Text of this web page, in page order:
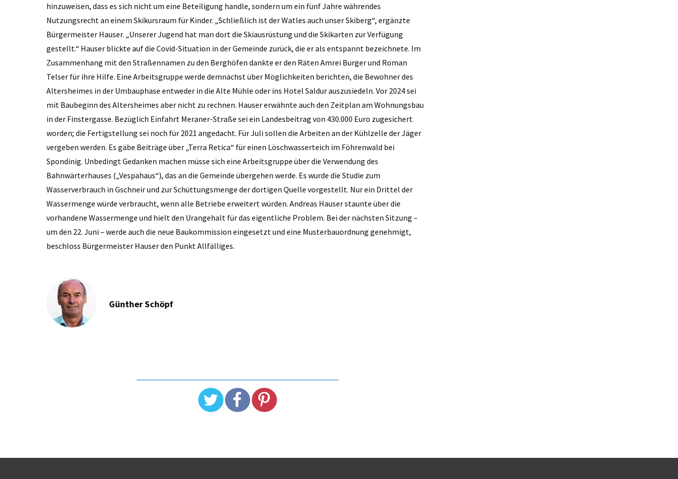
hinzuweisen, dass es sich nicht um eine Beteiligung handle, sondern um ein fünf Jahre währendes
Nutzungsrecht an einem Skikursraum für Kinder. „Schließlich ist der Watles auch unser Skiberg“, ergänzte
Bürgermeister Hauser. „Unserer Jugend hat man dort die Skiausrüstung und die Skikarten zur Verfügung
gestellt.“ Hauser blickte auf die Covid-Situation in der Gemeinde zurück, die er als entspannt bezeichnete. Im
Zusammenhang mit den Straßennamen zu den Berghöfen dankte er den Räten Amrei Burger und Roman
Telser für ihre Hilfe. Eine Arbeitsgruppe werde demnächst über Möglichkeiten berichten, die Bewohner des
Altersheimes in der Umbauphase entweder in die Alte Mühle oder ins Hotel Saldur auszusiedeln. Vor 2024 sei
mit Baubeginn des Altersheimes aber nicht zu rechnen. Hauser erwähnte auch den Zeitplan am Wohnungsbau
in der Finstergasse. Bezüglich Einfahrt Meraner-Straße sei ein Landesbeitrag von 430.000 Euro zugesichert
worden; die Fertigstellung sei noch für 2021 angedacht. Für Juli sollen die Arbeiten an der Kühlzelle der Jäger
vergeben werden. Es gäbe Beiträge über „Terra Retica“ für einen Löschwasserteich im Föhrenwald bei
Spondinig. Unbedingt Gedanken machen müsse sich eine Arbeitsgruppe über die Verwendung des
Bahnwärterhauses („Vespahaus“), das an die Gemeinde übergehen werde. Es wurde die Studie zum
Wasserverbrauch in Gschneir und zur Schüttungsmenge der dortigen Quelle vorgestellt. Nur ein Drittel der
Wassermenge würde verbraucht, wenn alle Betriebe erweitert würden. Andreas Hauser staunte über die
vorhandene Wassermenge und hielt den Urangehalt für das eigentliche Problem. Bei der nächsten Sitzung –
um den 22. Juni – werde auch die neue Baukommission eingesetzt und eine Musterbauordnung genehmigt,
beschloss Bürgermeister Hauser den Punkt Allfälliges.
Günther Schöpf